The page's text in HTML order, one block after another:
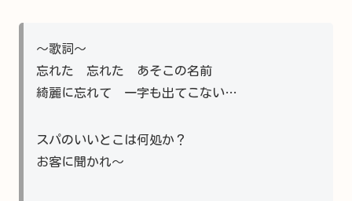
～歌詞～
忘れた 忘れた あそこの名前
綺麗に忘れて 一字も出てこない…
スパのいいとこは何処か？
お客に聞かれ～